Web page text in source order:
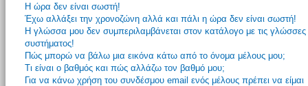
Η ώρα δεν είναι σωστή!
Έχω αλλάξει την χρονοζώνη αλλά και πάλι η ώρα δεν είναι σωστή!
Η γλώσσα μου δεν συμπεριλαμβάνεται στον κατάλογο με τις γλώσσες
συστήματος!
Πώς μπορώ να βάλω μια εικόνα κάτω από το όνομα μέλους μου;
Τι είναι ο βαθμός και πώς αλλάζω τον βαθμό μου;
Για να κάνω χρήση του συνδέσμου email ενός μέλους πρέπει να είμαι